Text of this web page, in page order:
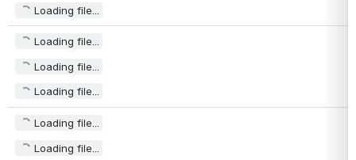
Loading file...
Loading file...
Loading file...
Loading file...
Loading file...
Loading file...